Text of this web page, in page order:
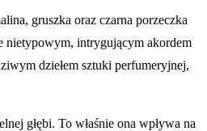
gruszka oraz czarna porzeczka
nietypowym, intrygującym akordem
dziełem sztuki perfumeryjnej,
głębi. To właśnie ona wpływa na